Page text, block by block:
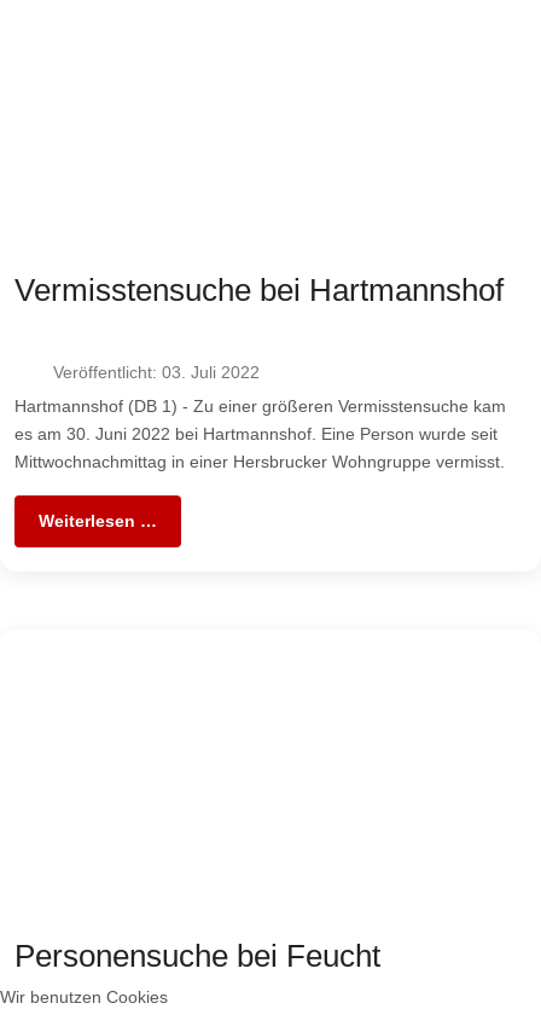
Vermisstensuche bei Hartmannshof
Veröffentlicht: 03. Juli 2022
Hartmannshof (DB 1) - Zu einer größeren Vermisstensuche kam
es am 30. Juni 2022 bei Hartmannshof. Eine Person wurde seit
Mittwochnachmittag in einer Hersbrucker Wohngruppe vermisst.
Weiterlesen …
Personensuche bei Feucht
Wir benutzen Cookies